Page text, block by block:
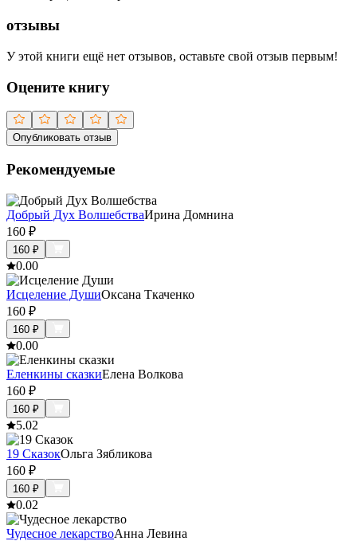
отзывы
У этой книги ещё нет отзывов, оставьте свой отзыв первым!
Оцените книгу
Опубликовать отзыв
Рекомендуемые
Добрый Дух ВолшебстваИрина Домнина
160 ₽
160 ₽
0.00
Исцеление ДушиОксана Ткаченко
160 ₽
160 ₽
0.00
Еленкины сказкиЕлена Волкова
160 ₽
160 ₽
5.02
19 СказокОльга Зябликова
160 ₽
160 ₽
0.02
Чудесное лекарствоАнна Левина